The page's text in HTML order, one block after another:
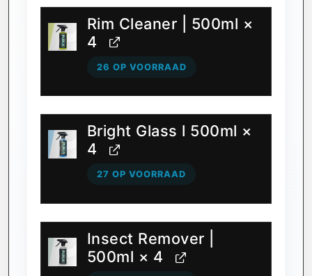
Rim Cleaner | 500ml ×
4
26 OP VOORRAAD
Bright Glass l 500ml ×
4
27 OP VOORRAAD
Insect Remover |
500ml × 4